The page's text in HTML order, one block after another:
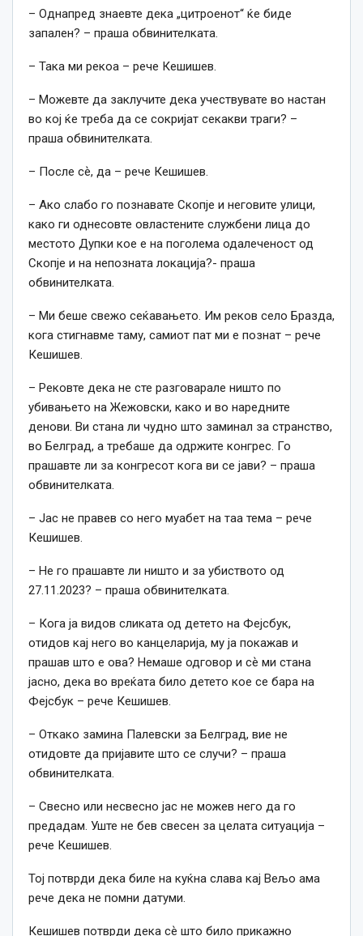
– Однапред знаевте дека „цитроенот“ ќе биде
запален? – праша обвинителката.
– Така ми рекоа – рече Кешишев.
– Можевте да заклучите дека учествувате во настан
во кој ќе треба да се сокријат секакви траги? –
праша обвинителката.
– После сѐ, да – рече Кешишев.
– Ако слабо го познавате Скопје и неговите улици,
како ги однесовте овластените службени лица до
местото Дупки кое е на поголема одалеченост од
Скопје и на непозната локација?- праша
обвинителката.
– Ми беше свежо сеќавањето. Им реков село Бразда,
кога стигнавме таму, самиот пат ми е познат – рече
Кешишев.
– Рековте дека не сте разговарале ништо по
убивањето на Жежовски, како и во наредните
денови. Ви стана ли чудно што заминал за странство,
во Белград, а требаше да одржите конгрес. Го
прашавте ли за конгресот кога ви се јави? – праша
обвинителката.
– Јас не правев со него муабет на таа тема – рече
Кешишев.
– Не го прашавте ли ништо и за убиството од
27.11.2023? – праша обвинителката.
– Кога ја видов сликата од детето на Фејсбук,
отидов кај него во канцеларија, му ја покажав и
прашав што е ова? Немаше одговор и сѐ ми стана
јасно, дека во вреќата било детето кое се бара на
Фејсбук – рече Кешишев.
– Откако замина Палевски за Белград, вие не
отидовте да пријавите што се случи? – праша
обвинителката.
– Свесно или несвесно јас не можев него да го
предадам. Уште не бев свесен за целата ситуација –
рече Кешишев.
Тој потврди дека биле на куќна слава кај Вељо ама
рече дека не помни датуми.
Кешишев потврди дека сѐ што било прикажно